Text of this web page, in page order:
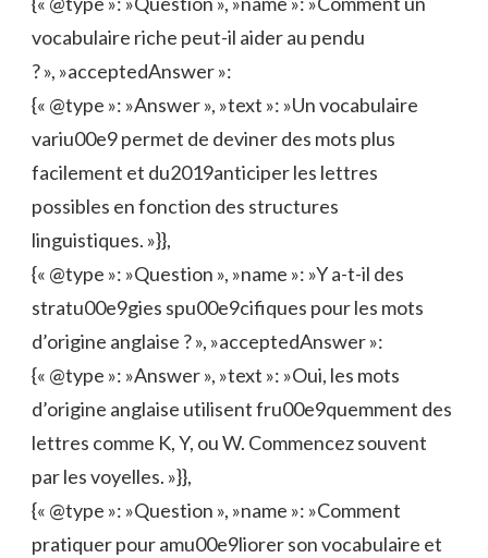
vocabulaire riche peut-il aider au pendu
? », »acceptedAnswer »:
{« @type »: »Answer », »text »: »Un vocabulaire
variu00e9 permet de deviner des mots plus
facilement et du2019anticiper les lettres
possibles en fonction des structures
linguistiques. »}},
{« @type »: »Question », »name »: »Y a-t-il des
stratu00e9gies spu00e9cifiques pour les mots
d’origine anglaise ? », »acceptedAnswer »:
{« @type »: »Answer », »text »: »Oui, les mots
d’origine anglaise utilisent fru00e9quemment des
lettres comme K, Y, ou W. Commencez souvent
par les voyelles. »}},
{« @type »: »Question », »name »: »Comment
pratiquer pour amu00e9liorer son vocabulaire et